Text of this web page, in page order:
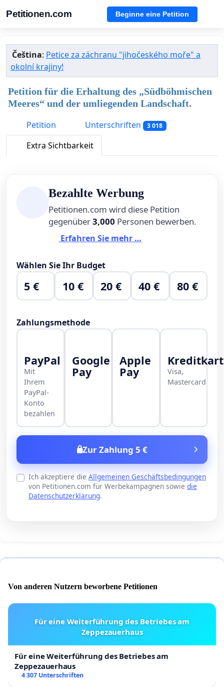
Petitionen.com Beginne eine Petition
Čeština: Petice za záchranu "jihočeského moře" a
okolní krajiny!
Petition für die Erhaltung des „Südböhmischen
Meeres“ und der umliegenden Landschaft.
Petition
Unterschriften 3 018
Extra Sichtbarkeit
Bezahlte Werbung
Petitionen.com wird diese Petition
gegenüber3,000 Personen bewerben.
Erfahren Sie mehr …
Wählen Sie Ihr Budget
5 € 10 € 20 € 40 € 80 €
Zahlungsmethode
PayPal
Mit
Ihrem
PayPal-
Konto
bezahlen
Google
Pay
Apple
Pay
Visa,
Mastercard
Zur Zahlung 5 €
Ich akzeptiere die Allgemeinen Geschäftsbedingungen
von Petitionen.com für Werbekampagnen sowie die
Datenschutzerklärung.
Von anderen Nutzern beworbene Petitionen
Für eine Weiterführung des Betriebes am
Zeppezauerhaus
Für eine Weiterführung des Betriebes am
Zeppezauerhaus
4 307 Unterschriften